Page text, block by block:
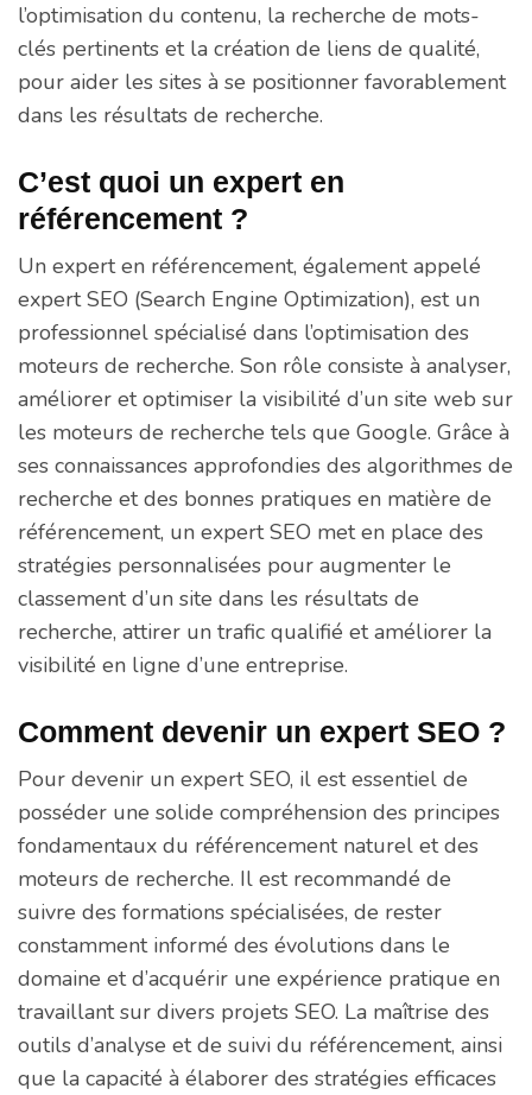
l’optimisation du contenu, la recherche de mots-
clés pertinents et la création de liens de qualité,
pour aider les sites à se positionner favorablement
dans les résultats de recherche.
C’est quoi un expert en
référencement ?
Un expert en référencement, également appelé
expert SEO (Search Engine Optimization), est un
professionnel spécialisé dans l’optimisation des
moteurs de recherche. Son rôle consiste à analyser,
améliorer et optimiser la visibilité d’un site web sur
les moteurs de recherche tels que Google. Grâce à
ses connaissances approfondies des algorithmes de
recherche et des bonnes pratiques en matière de
référencement, un expert SEO met en place des
stratégies personnalisées pour augmenter le
classement d’un site dans les résultats de
recherche, attirer un trafic qualifié et améliorer la
visibilité en ligne d’une entreprise.
Comment devenir un expert SEO ?
Pour devenir un expert SEO, il est essentiel de
posséder une solide compréhension des principes
fondamentaux du référencement naturel et des
moteurs de recherche. Il est recommandé de
suivre des formations spécialisées, de rester
constamment informé des évolutions dans le
domaine et d’acquérir une expérience pratique en
travaillant sur divers projets SEO. La maîtrise des
outils d’analyse et de suivi du référencement, ainsi
que la capacité à élaborer des stratégies efficaces